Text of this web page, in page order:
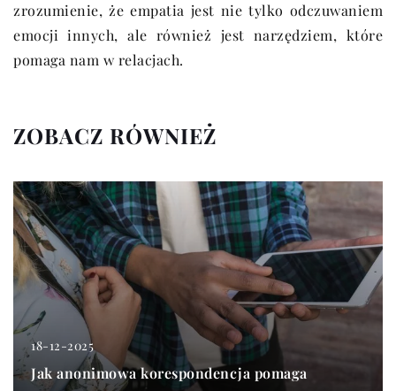
zrozumienie, że empatia jest nie tylko odczuwaniem
emocji innych, ale również jest narzędziem, które
pomaga nam w relacjach.
ZOBACZ RÓWNIEŻ
18-12-2025
Jak anonimowa korespondencja pomaga